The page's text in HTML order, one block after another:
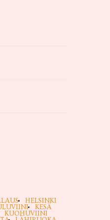
HELSINKI
KESÄ
KUOHUVIINI